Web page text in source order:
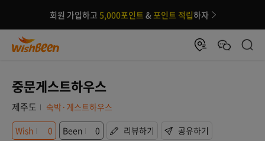
회원 가입하고 5,000포인트 &포인트 적립하자
중문게스트하우스
제주도
숙박·게스트하우스
Wish
0 Been 0 리뷰하기 공유하기